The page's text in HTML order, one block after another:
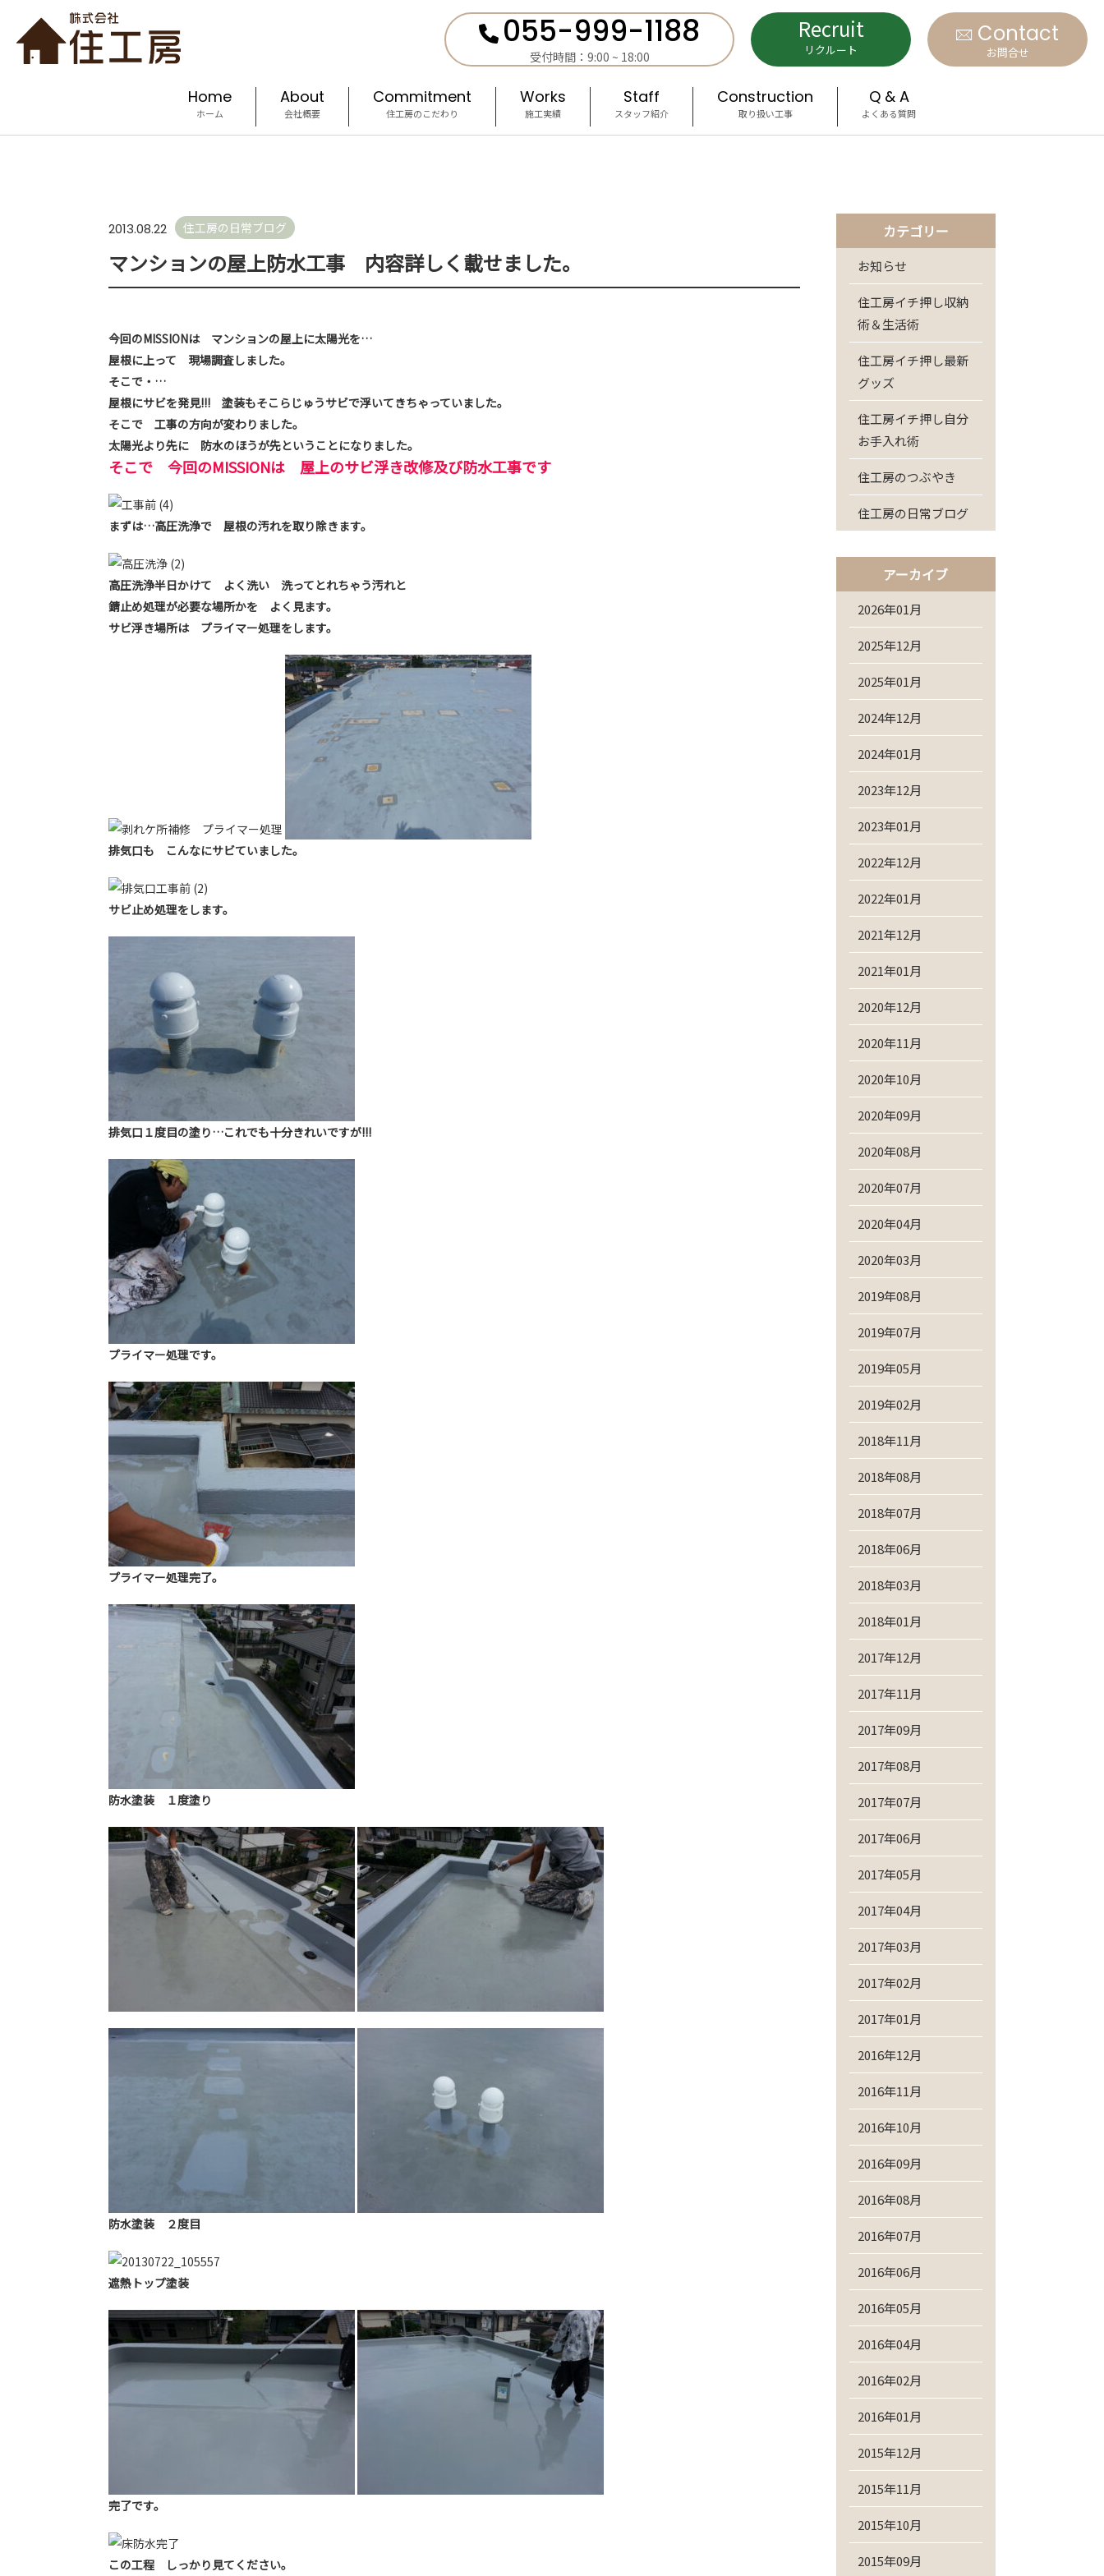
055-999-1188
受付時間：9:00 ~ 18:00
Recruit
リクルート
Contact
お問合せ
Home
ホーム
About
会社概要
Commitment
住工房のこだわり
Works
施工実績
Staff
スタッフ紹介
Construction
取り扱い工事
Q & A
よくある質問
2013.08.22 住工房の日常ブログ
マンションの屋上防水工事 内容詳しく載せました。
今回のMISSIONは マンションの屋上に太陽光を…
屋根に上って 現場調査しました。
そこで・…
屋根にサビを発見!!! 塗装もそこらじゅうサビで浮いてきちゃっていました。
そこで 工事の方向が変わりました。
太陽光より先に 防水のほうが先ということになりました。
そこで 今回のMISSIONは 屋上のサビ浮き改修及び防水工事です
まずは…高圧洗浄で 屋根の汚れを取り除きます。
高圧洗浄半日かけて よく洗い 洗ってとれちゃう汚れと
錆止め処理が必要な場所かを よく見ます。
サビ浮き場所は プライマー処理をします。
排気口も こんなにサビていました。
サビ止め処理をします。
排気口１度目の塗り…これでも十分きれいですが!!!
プライマー処理です。
プライマー処理完了。
防水塗装 １度塗り
防水塗装 ２度目
遮熱トップ塗装
完了です。
この工程 しっかり見てください。
カテゴリー
お知らせ
住工房イチ押し収納
術＆生活術
住工房イチ押し最新
グッズ
住工房イチ押し自分
お手入れ術
住工房のつぶやき
住工房の日常ブログ
アーカイブ
2026年01月
2025年12月
2025年01月
2024年12月
2024年01月
2023年12月
2023年01月
2022年12月
2022年01月
2021年12月
2021年01月
2020年12月
2020年11月
2020年10月
2020年09月
2020年08月
2020年07月
2020年04月
2020年03月
2019年08月
2019年07月
2019年05月
2019年02月
2018年11月
2018年08月
2018年07月
2018年06月
2018年03月
2018年01月
2017年12月
2017年11月
2017年09月
2017年08月
2017年07月
2017年06月
2017年05月
2017年04月
2017年03月
2017年02月
2017年01月
2016年12月
2016年11月
2016年10月
2016年09月
2016年08月
2016年07月
2016年06月
2016年05月
2016年04月
2016年02月
2016年01月
2015年12月
2015年11月
2015年10月
2015年09月